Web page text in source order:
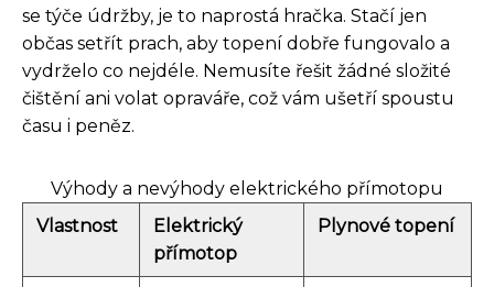
se týče údržby, je to naprostá hračka. Stačí jen
občas setřít prach, aby topení dobře fungovalo a
vydrželo co nejdéle. Nemusíte řešit žádné složité
čištění ani volat opraváře, což vám ušetří spoustu
času i peněz.
Výhody a nevýhody elektrického přímotopu
Vlastnost
Elektrický
přímotop
Plynové topení